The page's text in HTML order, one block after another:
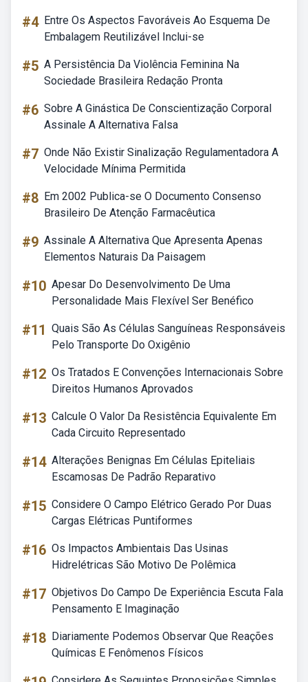
#4 Entre Os Aspectos Favoráveis Ao Esquema De
Embalagem Reutilizável Inclui-se
#5 A Persistência Da Violência Feminina Na
Sociedade Brasileira Redação Pronta
#6 Sobre A Ginástica De Conscientização Corporal
Assinale A Alternativa Falsa
#7 Onde Não Existir Sinalização Regulamentadora A
Velocidade Mínima Permitida
#8 Em 2002 Publica-se O Documento Consenso
Brasileiro De Atenção Farmacêutica
#9 Assinale A Alternativa Que Apresenta Apenas
Elementos Naturais Da Paisagem
#10 Apesar Do Desenvolvimento De Uma
Personalidade Mais Flexível Ser Benéfico
#11 Quais São As Células Sanguíneas Responsáveis
Pelo Transporte Do Oxigênio
#12 Os Tratados E Convenções Internacionais Sobre
Direitos Humanos Aprovados
#13 Calcule O Valor Da Resistência Equivalente Em
Cada Circuito Representado
#14 Alterações Benignas Em Células Epiteliais
Escamosas De Padrão Reparativo
#15 Considere O Campo Elétrico Gerado Por Duas
Cargas Elétricas Puntiformes
#16 Os Impactos Ambientais Das Usinas
Hidrelétricas São Motivo De Polêmica
#17 Objetivos Do Campo De Experiência Escuta Fala
Pensamento E Imaginação
#18 Diariamente Podemos Observar Que Reações
Químicas E Fenômenos Físicos